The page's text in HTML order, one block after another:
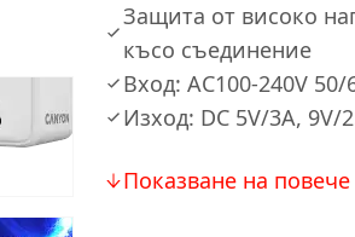
Защита от високо
късо съединение
Вход: AC100-240V
Изход: DC 5V/3A, 9V/
Показване на повече